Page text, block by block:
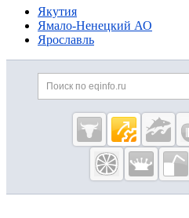
Якутия
Ямало-Ненецкий АО
Ярославль
Дополнительная
Cсылки на
Eqinfo.ru —
пищевое
и упаковка